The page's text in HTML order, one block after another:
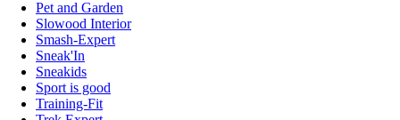
Pet and Garden
Slowood Interior
Smash-Expert
Sneak'In
Sneakids
Sport is good
Training-Fit